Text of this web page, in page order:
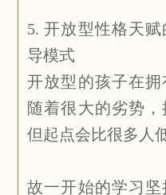
5. 开放型性格天赋
导模式
开放型的孩子在
随着很大的劣势，
但起点会比很多人
故一开始的学习